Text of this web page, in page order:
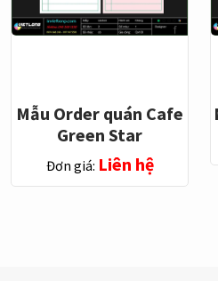
Mẫu Order quán Cafe
Green Star
Đơn giá: Liên hệ